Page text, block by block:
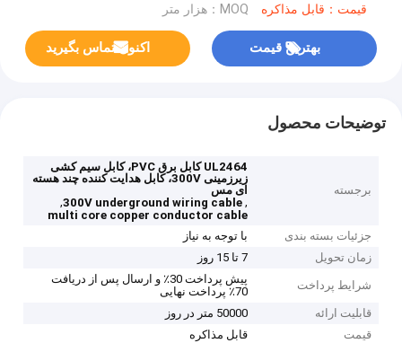
قیمت：قابل مذاکره MOQ：هزار متر
بهترین قیمت اکنون تماس بگیرید
توضیحات محصول
برجسته
UL2464 کابل برق PVC، کابل سیم کشی
زیرزمینی 300V، کابل هدایت کننده چند هسته
ای مس
,
300V underground wiring cable
,
multi core copper conductor cable
جزئیات بسته بندی
با توجه به نیاز
زمان تحویل
7 تا 15 روز
شرایط پرداخت
پیش پرداخت 30٪ و ارسال پس از دریافت
70٪ پرداخت نهایی
قابلیت ارائه
50000 متر در روز
قیمت
قابل مذاکره